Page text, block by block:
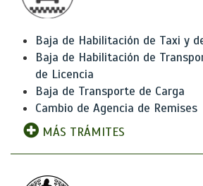
Baja de Habilitación de Taxi y
Baja de Habilitación de
de Licencia
Baja de Transporte de Carga
Cambio de Agencia de Remises
MÁS TRÁMITES